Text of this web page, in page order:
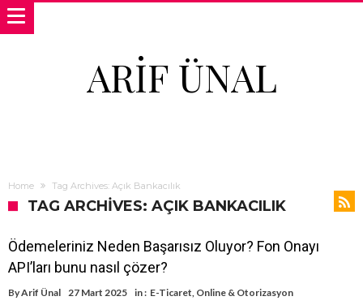
ARIF ÜNAL
Home Tag Archives: Açık Bankacılık
TAG ARCHIVES: AÇIK BANKACILIK
Ödemeleriniz Neden Başarısız Oluyor? Fon Onayı
API’ları bunu nasıl çözer?
ByArif Ünal 27 Mart 2025 in : E-Ticaret, Online & Otorizasyon